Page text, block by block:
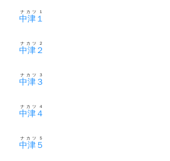
中津１
ナカツ１
中津２
ナカツ２
中津３
ナカツ３
中津４
ナカツ４
中津５
ナカツ５